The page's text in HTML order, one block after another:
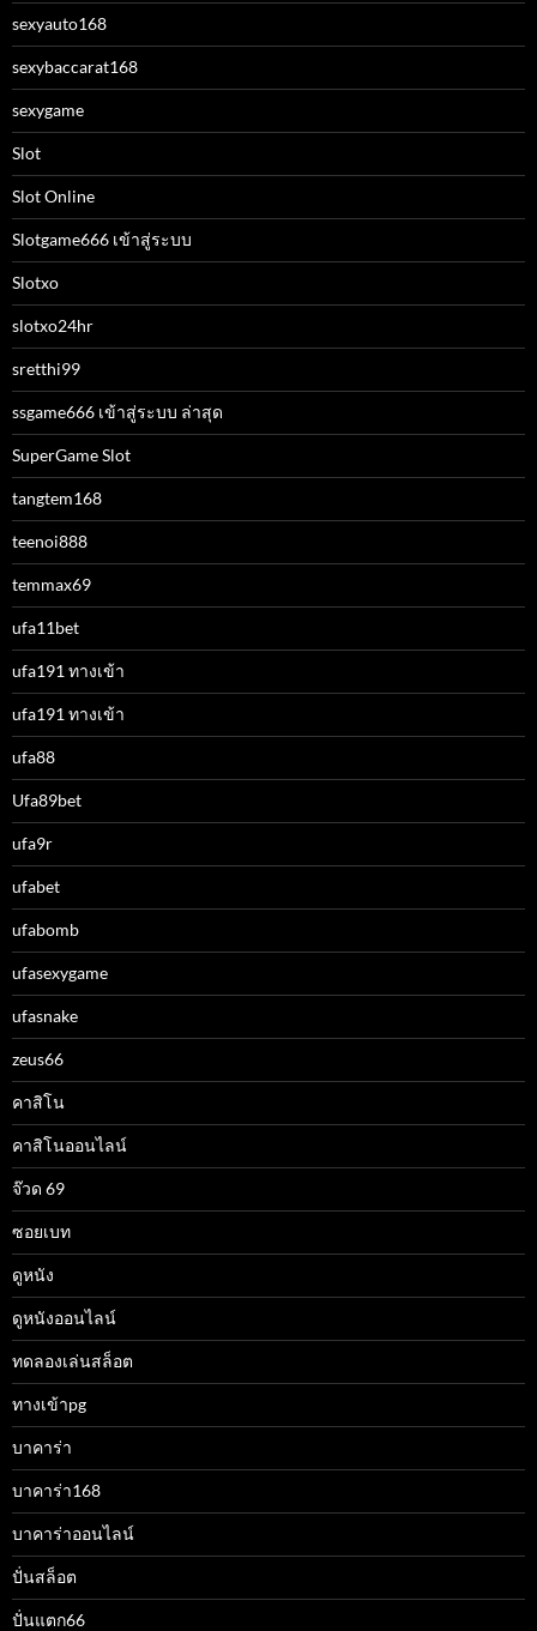
sexyauto168
sexybaccarat168
sexygame
Slot
Slot Online
Slotgame666 เข้าสู่ระบบ
Slotxo
slotxo24hr
sretthi99
ssgame666 เข้าสู่ระบบ ล่าสุด
SuperGame Slot
tangtem168
teenoi888
temmax69
ufa11bet
ufa191 ทางเข้า
ufa191 ทางเข้า
ufa88
Ufa89bet
ufa9r
ufabet
ufabomb
ufasexygame
ufasnake
zeus66
คาสิโน
คาสิโนออนไลน์
จ๊วด 69
ซอยเบท
ดูหนัง
ดูหนังออนไลน์
ทดลองเล่นสล็อต
ทางเข้าpg
บาคาร่า
บาคาร่า168
บาคาร่าออนไลน์
ปั่นสล็อต
ปั่นแตก66